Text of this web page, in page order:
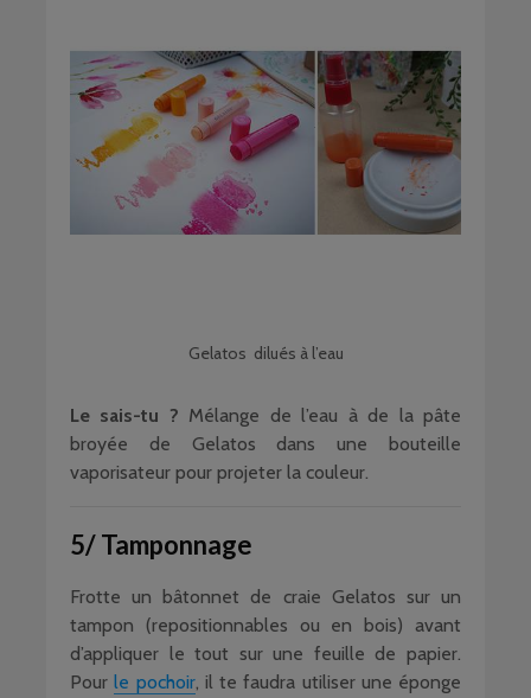
Gelatos dilués à l’eau
Le sais-tu ? Mélange de l’eau à de la pâte
broyée de Gelatos dans une bouteille
vaporisateur pour projeter la couleur.
5/ Tamponnage
Frotte un bâtonnet de craie Gelatos sur un
tampon (repositionnables ou en bois) avant
d’appliquer le tout sur une feuille de papier.
Pourle pochoir, il te faudra utiliser une éponge